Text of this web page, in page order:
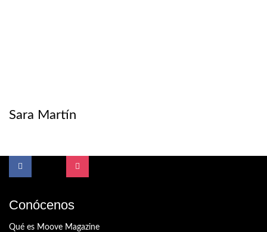
Sara Martín
Conócenos
Qué es Moove Magazine